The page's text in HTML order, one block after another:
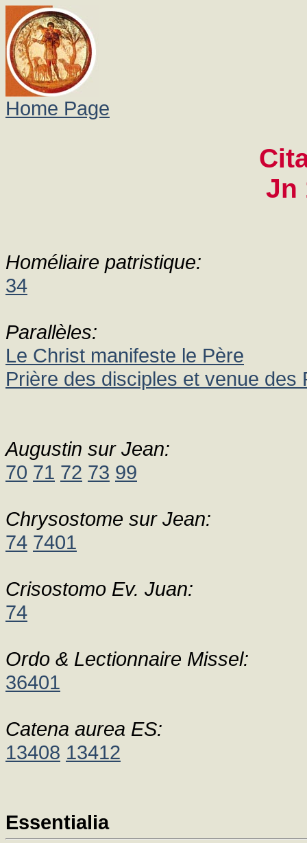
Home Page
Jn
Homéliaire patristique:
34
Parallèles:
Le Christ manifeste le Père
Prière des disciples et venue des
Augustin sur Jean:
70 71 72 73 99
Chrysostome sur Jean:
74 7401
Crisostomo Ev. Juan:
74
Ordo & Lectionnaire Missel:
36401
Catena aurea ES:
13408 13412
Essentialia